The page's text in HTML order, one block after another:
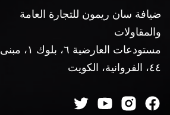
ضيافة سان ريمون للتجارة العامة
والمقاولات
مستودعات العارضية ٦، بلوك ١، مبنى
٤٤، الفروانية، الكويت